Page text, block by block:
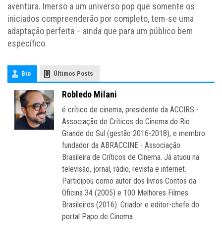
aventura. Imerso a um universo pop que somente os
iniciados compreenderão por completo, tem-se uma
adaptação perfeita – ainda que para um público bem
específico.
Bio Últimos Posts
Robledo Milani
é crítico de cinema, presidente da ACCIRS -
Associação de Críticos de Cinema do Rio
Grande do Sul (gestão 2016-2018), e membro
fundador da ABRACCINE - Associação
Brasileira de Críticos de Cinema. Já atuou na
televisão, jornal, rádio, revista e internet.
Participou como autor dos livros Contos da
Oficina 34 (2005) e 100 Melhores Filmes
Brasileiros (2016). Criador e editor-chefe do
portal Papo de Cinema.